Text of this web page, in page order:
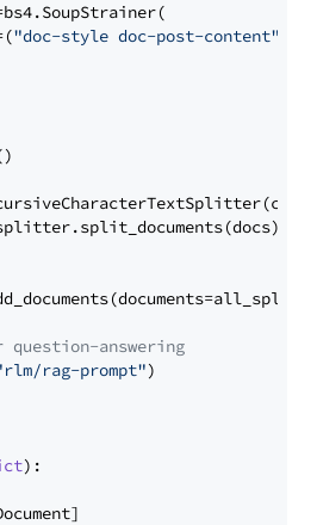
"doc-style doc-post-content"
answering
rag-prompt")
):